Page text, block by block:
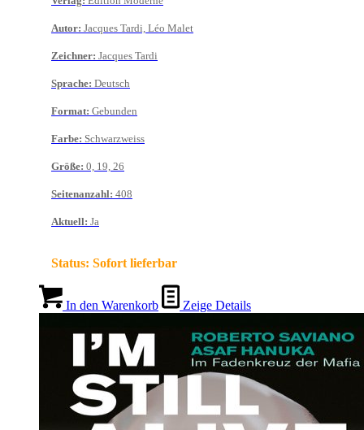
Autor: Jacques Tardi, Léo Malet
Zeichner: Jacques Tardi
Sprache: Deutsch
Format: Gebunden
Farbe: Schwarzweiss
Größe: 0, 19, 26
Seitenanzahl: 408
Aktuell: Ja
Status: Sofort lieferbar
In den Warenkorb Zeige Details